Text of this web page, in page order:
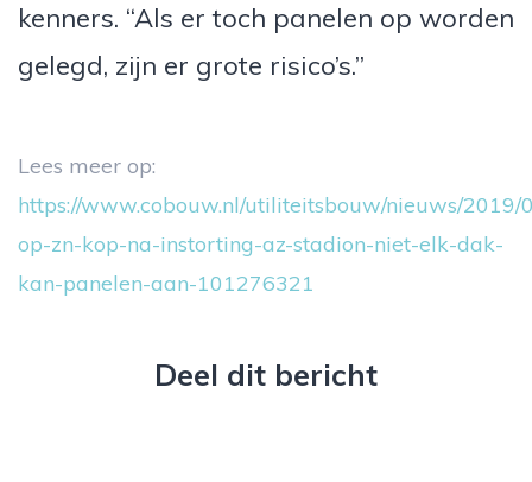
kenners. “Als er toch panelen op worden
gelegd, zijn er grote risico’s.”
Lees meer op:
https://www.cobouw.nl/utiliteitsbouw/nieuws/2019/
op-zn-kop-na-instorting-az-stadion-niet-elk-dak-
kan-panelen-aan-101276321
Deel dit bericht